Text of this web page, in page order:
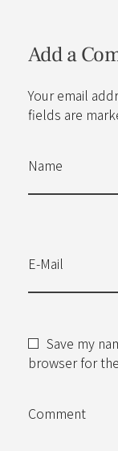
Add a
Your email
fields are
Name
E-Mail
Save my
browser for
Comment